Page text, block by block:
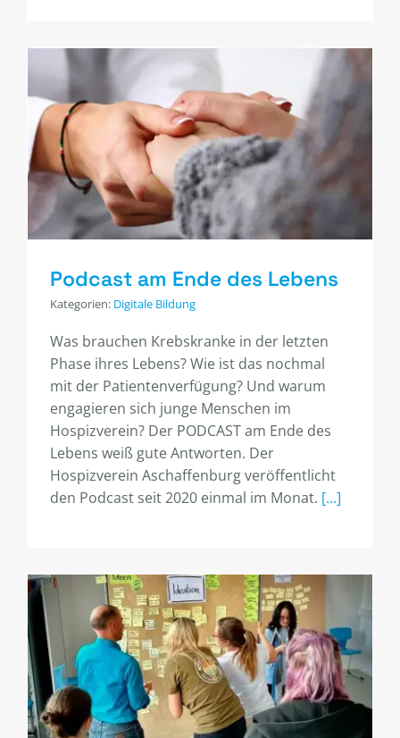
Podcast am Ende des Lebens
Kategorien: Digitale Bildung
Was brauchen Krebskranke in der letzten
Phase ihres Lebens? Wie ist das nochmal
mit der Patientenverfügung? Und warum
engagieren sich junge Menschen im
Hospizverein? Der PODCAST am Ende des
Lebens weiß gute Antworten. Der
Hospizverein Aschaffenburg veröffentlicht
den Podcast seit 2020 einmal im Monat. [...]